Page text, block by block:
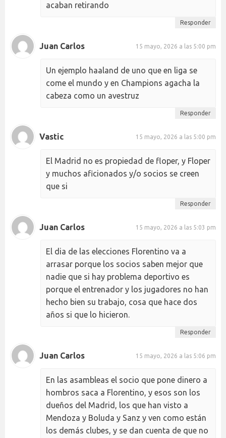
acaban retirando
Responder
Juan Carlos 15 mayo, 2026 a las 5:00 pm
Un ejemplo haaland de uno que en liga se
come el mundo y en Champions agacha la
cabeza como un avestruz
Responder
Vastic 15 mayo, 2026 a las 5:00 pm
El Madrid no es propiedad de floper, y Floper
y muchos aficionados y/o socios se creen
que si
Responder
Juan Carlos 15 mayo, 2026 a las 5:03 pm
El dia de las elecciones Florentino va a
arrasar porque los socios saben mejor que
nadie que si hay problema deportivo es
porque el entrenador y los jugadores no han
hecho bien su trabajo, cosa que hace dos
años si que lo hicieron.
Responder
Juan Carlos 15 mayo, 2026 a las 5:06 pm
En las asambleas el socio que pone dinero a
hombros saca a Florentino, y esos son los
dueños del Madrid, los que han visto a
Mendoza y Boluda y Sanz y ven como están
los demás clubes, y se dan cuenta de que no